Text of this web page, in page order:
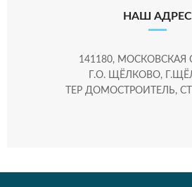
НАШ АДРЕС
141180, МОСКОВСКАЯ
Г.О. ЩЁЛКОВО,
ТЕР ДОМОСТРОИТЕЛЬ,